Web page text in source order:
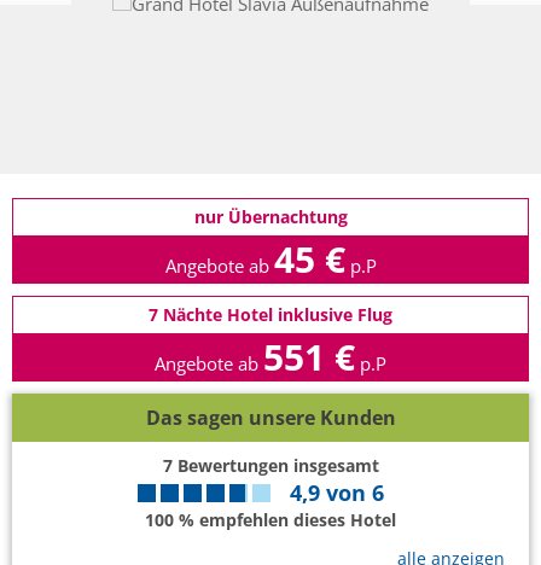
nur Übernachtung
Angebote ab 45 € p.P
7 Nächte Hotel inklusive Flug
Angebote ab 551 € p.P
Das sagen unsere Kunden
7Bewertungen insgesamt
4,9 von 6
100 % empfehlen dieses Hotel
alle anzeigen